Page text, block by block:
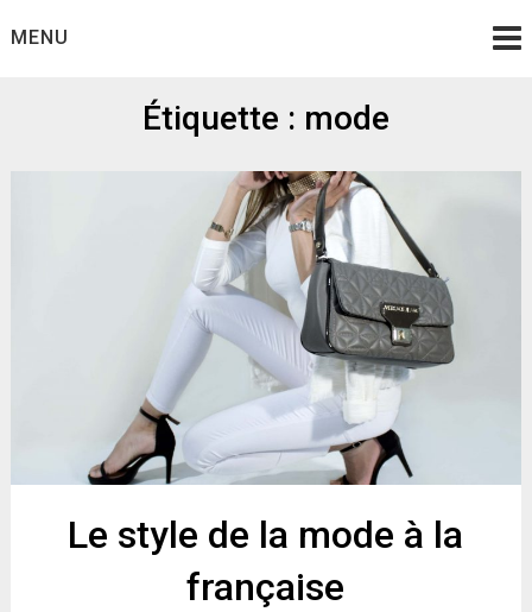
toMENU
Étiquette : mode
Le style de la mode à la
française